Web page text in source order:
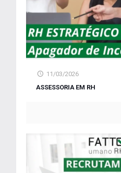
11/03/2026
ASSESSORIA EM RH